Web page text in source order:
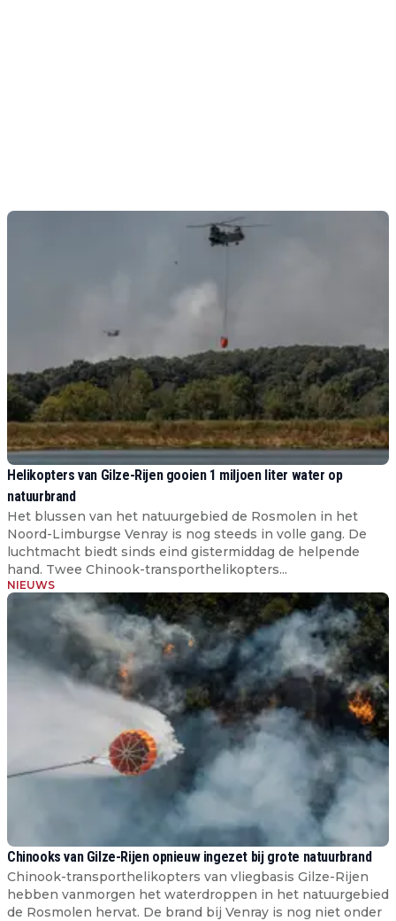
Helikopters van Gilze-Rijen gooien 1 miljoen liter water op
natuurbrand
Het blussen van het natuurgebied de Rosmolen in het
Noord-Limburgse Venray is nog steeds in volle gang. De
luchtmacht biedt sinds eind gistermiddag de helpende
hand. Twee Chinook-transporthelikopters...
NIEUWS
Chinooks van Gilze-Rijen opnieuw ingezet bij grote natuurbrand
Chinook-transporthelikopters van vliegbasis Gilze-Rijen
hebben vanmorgen het waterdroppen in het natuurgebied
de Rosmolen hervat. De brand bij Venray is nog niet onder